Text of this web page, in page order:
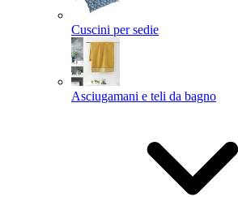
Cuscini per sedie
Asciugamani e teli da bagno